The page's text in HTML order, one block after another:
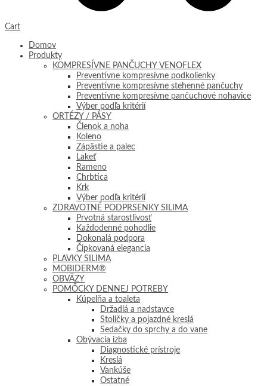
Cart
Domov
Produkty
KOMPRESÍVNE PANČUCHY VENOFLEX
Preventívne kompresívne podkolienky
Preventívne kompresívne stehenné pančuchy
Preventívne kompresívne pančuchové nohavice
Výber podľa kritérií
ORTÉZY / PÁSY
Členok a noha
Koleno
Zápästie a palec
Lakeť
Rameno
Chrbtica
Krk
Výber podľa kritérií
ZDRAVOTNÉ PODPRSENKY SILIMA
Prvotná starostlivosť
Každodenné pohodlie
Dokonalá podpora
Čipkovaná elegancia
PLAVKY SILIMA
MOBIDERM®
OBVÄZY
POMÔCKY DENNEJ POTREBY
Kúpelňa a toaleta
Držadlá a nadstavce
Stoličky a pojazdné kreslá
Sedačky do sprchy a do vane
Obývacia izba
Diagnostické prístroje
Kreslá
Vankúše
Ostatné